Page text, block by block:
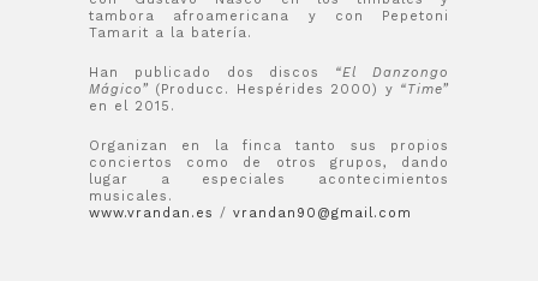
tambora afroamericana y con Pepetoni
Tamarit a la batería.
Han publicado dos discos “El Danzongo
Mágico” (Producc. Hespérides 2000) y “Time”
en el 2015.
Organizan en la finca tanto sus propios
conciertos como de otros grupos, dando
lugar a especiales acontecimientos
musicales.
www.vrandan.es / vrandan90@gmail.com